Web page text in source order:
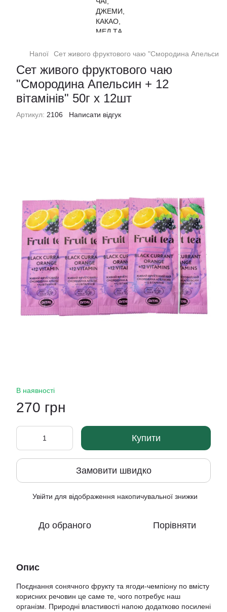
Напої Сет живого фруктового чаю "Смородина Апельсин +
Сет живого фруктового чаю
"Смородина Апельсин + 12
вітамінів" 50г х 12шт
Артикул: 2106 Написати відгук
В наявності
270 грн
Купити
Замовити швидко
Увійти для відображення накопичувальної знижки
До обраного Порівняти
Опис
Поєднання сонячного фрукту та ягоди-чемпіону по вмісту
корисних речовин це саме те, чого потребує наш
організм. Природні властивості напою додатково посилені